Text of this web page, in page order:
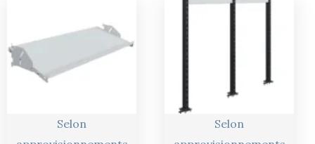
Selon
était :
108,00 €.
Selon
prix